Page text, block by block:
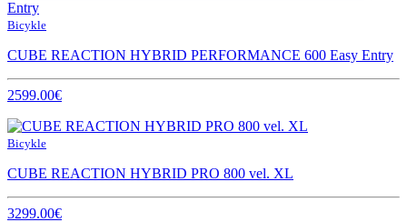
Bicykle
CUBE REACTION HYBRID PERFORMANCE 600 Easy Entry
2599.00€
Bicykle
CUBE REACTION HYBRID PRO 800 vel. XL
3299.00€